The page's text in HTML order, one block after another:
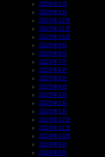
2026年2月
2026年1月
2025年12月
2025年11月
2025年10月
2025年9月
2025年8月
2025年7月
2025年6月
2025年5月
2025年4月
2025年3月
2025年2月
2025年1月
2024年12月
2024年11月
2024年10月
2024年9月
2024年8月